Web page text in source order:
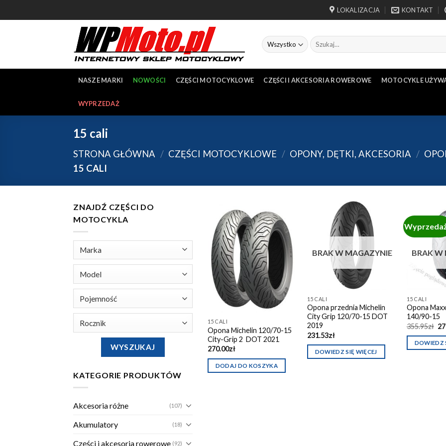
to
LOKALIZACJA KONTAKT
NASZE MARKI NOWOŚCI CZĘŚCI MOTOCYKLOWE CZĘŚCI I AKCESORIA ROWEROWE MOTOCYKLE
WYPRZEDAŻ
15 cali
STRONA GŁÓWNA / CZĘŚCI MOTOCYKLOWE / OPONY, DĘTKI, AKCESORIA /
15 CALI
ZNAJDŹ CZĘŚCI DO
MOTOCYKLA
KATEGORIE PRODUKTÓW
Akcesoria różne (107)
Akumulatory (18)
Części i akcesoria rowerowe (92)
Dodaj do
schowka
15 CALI
Opona Michelin 120/70-15
City-Grip 2 DOT 2021
270.00zł
DODAJ DO KOSZYKA
schowka
BRAK W MAGAZYNIE
15 CALI
Opona przednia Michelin
City Grip 120/70-15 DOT
2019
231.53zł
DOWIEDZ SIĘ WIĘCEJ
BRAK W
15 CALI
Opona
140/90-15
355.95zł
DOWIEDZ